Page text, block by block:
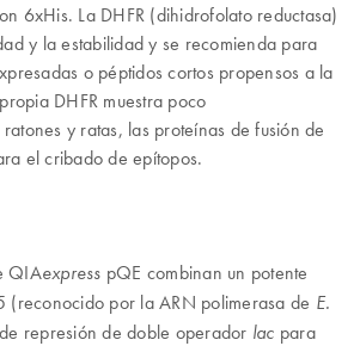
6xHis. La DHFR (dihidrofolato reductasa)
y la estabilidad y se recomienda para
o péptidos cortos propensos a la
DHFR muestra poco
y ratas, las proteínas de fusión de
el cribado de epítopos.
QIAexpress pQE combinan un potente
(reconocido por la ARN polimerasa de E.
represión de doble operador lac para